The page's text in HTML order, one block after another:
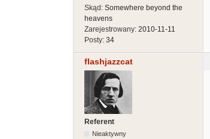
Skąd: Somewhere beyond the
heavens
Zarejestrowany: 2010-11-11
Posty: 34
flashjazzcat
Referent
Nieaktywny